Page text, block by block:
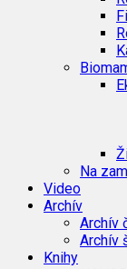
Na
Video
Archív
Archív
Archív
Knihy